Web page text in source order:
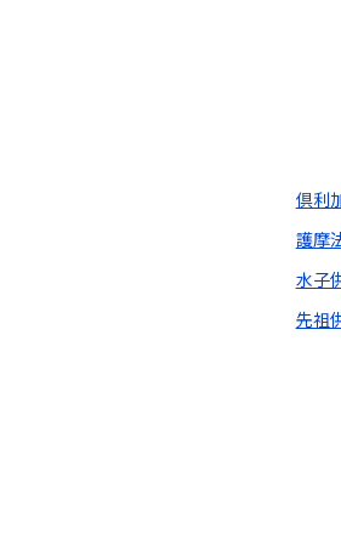
倶利
護摩
水子
先祖